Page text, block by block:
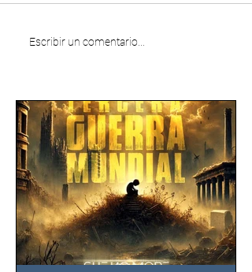
Escribir un comentario...